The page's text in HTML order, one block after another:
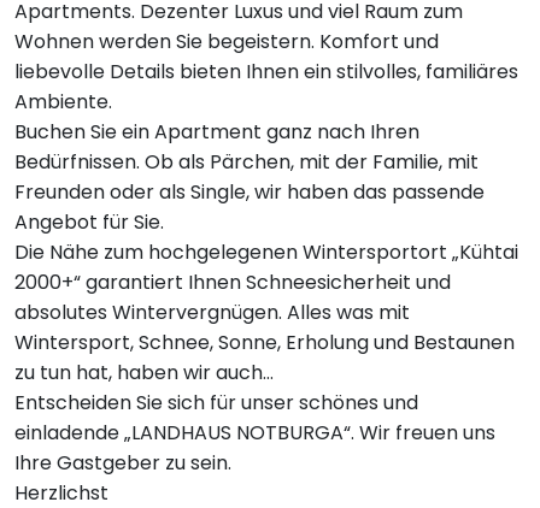
Apartments. Dezenter Luxus und viel Raum zum
Wohnen werden Sie begeistern. Komfort und
liebevolle Details bieten Ihnen ein stilvolles, familiäres
Ambiente.
Buchen Sie ein Apartment ganz nach Ihren
Bedürfnissen. Ob als Pärchen, mit der Familie, mit
Freunden oder als Single, wir haben das passende
Angebot für Sie.
Die Nähe zum hochgelegenen Wintersportort „Kühtai
2000+“ garantiert Ihnen Schneesicherheit und
absolutes Wintervergnügen. Alles was mit
Wintersport, Schnee, Sonne, Erholung und Bestaunen
zu tun hat, haben wir auch…
Entscheiden Sie sich für unser schönes und
einladende „LANDHAUS NOTBURGA“. Wir freuen uns
Ihre Gastgeber zu sein.
Herzlichst